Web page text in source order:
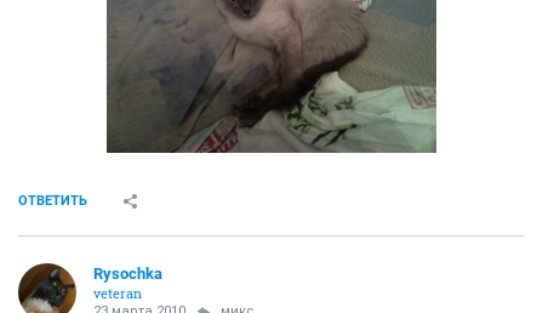
ОТВЕТИТЬ
Rysochka
veteran